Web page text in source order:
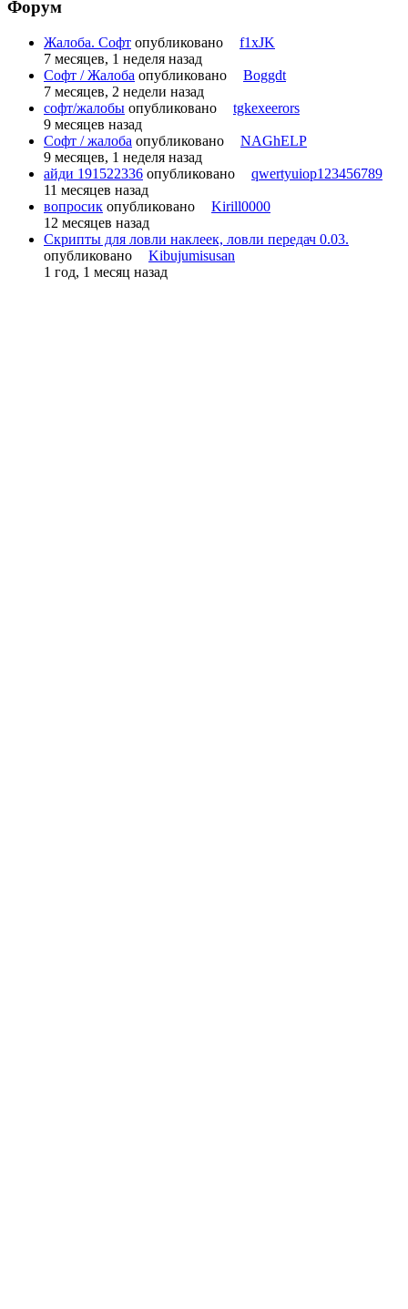
Форум
Жалоба. Софт опубликовано
f1xJK
7 месяцев, 1 неделя назад
Софт / Жалоба опубликовано
Boggdt
7 месяцев, 2 недели назад
софт/жалобы опубликовано
tgkexeerors
9 месяцев назад
Софт / жалоба опубликовано
NAGhELP
9 месяцев, 1 неделя назад
айди 191522336 опубликовано
qwertyuiop123456789
11 месяцев назад
вопросик опубликовано
Kirill0000
12 месяцев назад
Скрипты для ловли наклеек, ловли передач 0.03.
опубликовано
Kibujumisusan
1 год, 1 месяц назад